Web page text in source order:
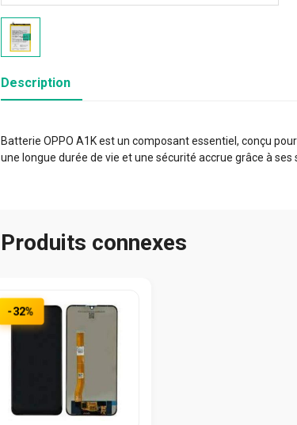
Description
Batterie OPPO A1K est un composant essentiel, conçu
une longue durée de vie et une sécurité accrue grâce à
Produits connexes
-32%